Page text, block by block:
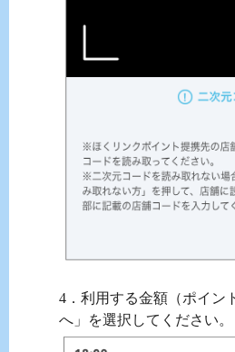
4．利用する金額（ポイン
へ」を選択してください。